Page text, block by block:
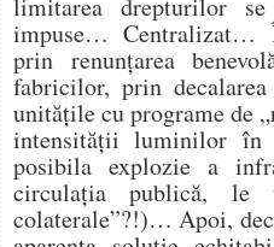
limitarea drepturilor
impuse… Centralizat…
prin renunțarea
fabricilor, prin
unitățile cu programe de
intensității luminilor în
posibila explozie a
circulația publică, le
colaterale”?!)… Apoi,